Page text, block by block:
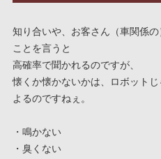
知り合いや、お客さん（車関係
ことを言うと
高確率で聞かれるのですが、
懐くか懐かないかは、ロボット
よるのですねぇ。
・鳴かない
・臭くない